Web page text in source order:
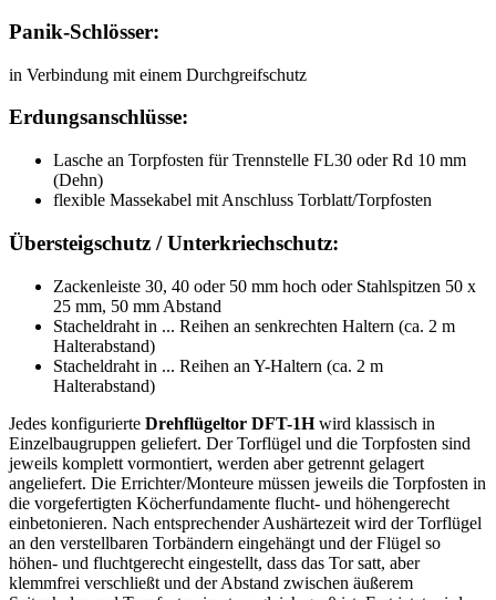
Panik-Schlösser:
in Verbindung mit einem Durchgreifschutz
Erdungsanschlüsse:
Lasche an Torpfosten für Trennstelle FL30 oder Rd 10 mm
(Dehn)
flexible Massekabel mit Anschluss Torblatt/Torpfosten
Übersteigschutz / Unterkriechschutz:
Zackenleiste 30, 40 oder 50 mm hoch oder Stahlspitzen 50 x
25 mm, 50 mm Abstand
Stacheldraht in ... Reihen an senkrechten Haltern (ca. 2 m
Halterabstand)
Stacheldraht in ... Reihen an Y-Haltern (ca. 2 m
Halterabstand)
Jedes konfigurierte Drehflügeltor DFT-1Hwird klassisch in
Einzelbaugruppen geliefert. Der Torflügel und die Torpfosten sind
jeweils komplett vormontiert, werden aber getrennt gelagert
angeliefert. Die Errichter/Monteure müssen jeweils die Torpfosten in
die vorgefertigten Köcherfundamente flucht- und höhengerecht
einbetonieren. Nach entsprechender Aushärtezeit wird der Torflügel
an den verstellbaren Torbändern eingehängt und der Flügel so
höhen- und fluchtgerecht eingestellt, dass das Tor satt, aber
klemmfrei verschließt und der Abstand zwischen äußerem